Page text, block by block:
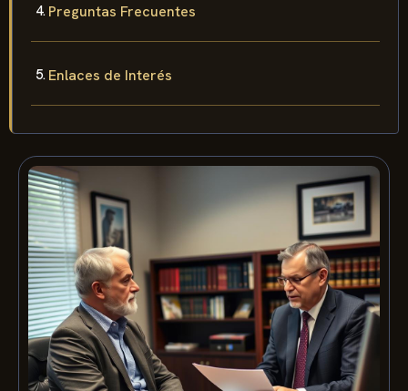
Preguntas Frecuentes
Enlaces de Interés